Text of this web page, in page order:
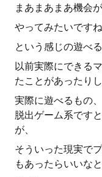
まあまあまあ機会
やってみたいですね
という感じの遊べる
以前実際にできる
たことがあったりし
実際に遊べるもの
脱出ゲーム系です
が、
そういった現実で
もあったらいいな